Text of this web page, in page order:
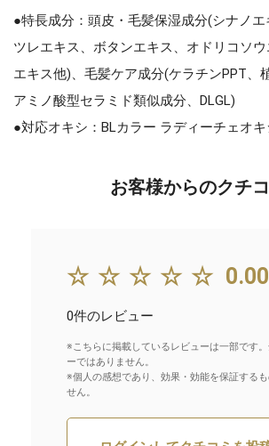
●特長成分：頭皮・毛髪保湿成分(シナノエ
ツレエキス、ボタンエキス、オドリコソ
エキス他)、毛髪ケア成分(ケラチンPPT、
アミノ酸型セラミド類似成分、DLGL)
●対応オキシ：BLカラー ラディーチェオ
お客様からのクチ
☆☆☆☆☆ 0.00
0件のレビュー
※こちらに掲載しているレビューは一部です。
ーではありません。
※個人の感想であり、効果・効能を保証するも
せん。